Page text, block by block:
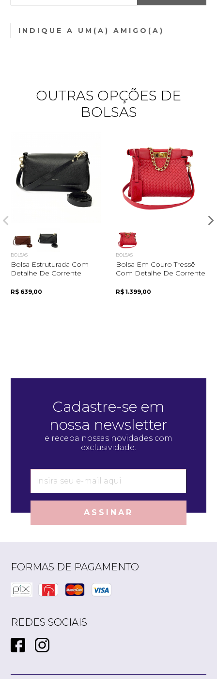
INDIQUE A UM(A) AMIGO(A)
OUTRAS OPÇÕES DE
BOLSAS
BOLSAS
Bolsa Estruturada Com
Detalhe De Corrente
R$ 639,00
BOLSAS
Bolsa Em Couro Tressê
Com Detalhe De Corrente
R$ 1.399,00
Cadastre-se em
nossa newsletter
e receba nossas novidades com
exclusividade.
ASSINAR
FORMAS DE PAGAMENTO
REDES SOCIAIS